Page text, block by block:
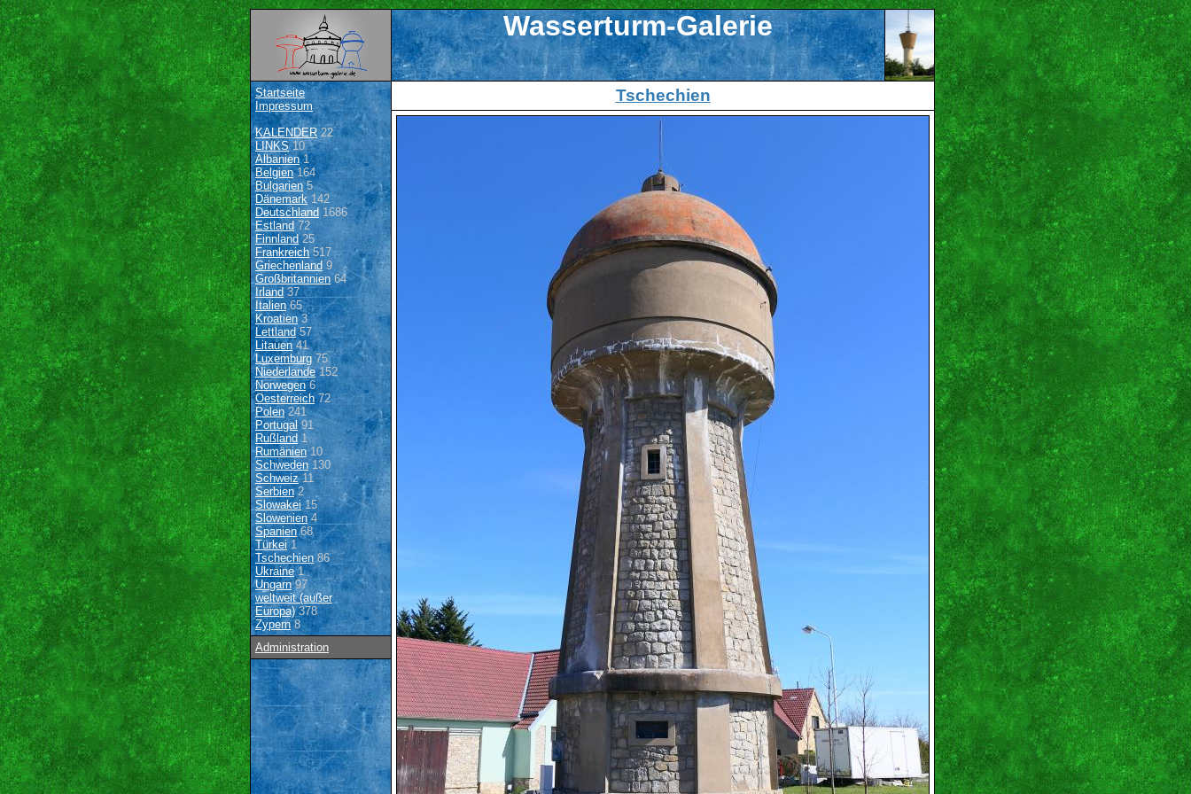
Wasserturm-Galerie
Startseite
Impressum
KALENDER22
LINKS10
Albanien1
Belgien164
Bulgarien 5
Dänemark142
Deutschland 1686
Estland 72
Finnland 25
Frankreich517
Griechenland9
Großbritannien64
Irland 37
Italien65
Kroatien3
Lettland57
Litauen41
Luxemburg 75
Niederlande152
Norwegen6
Oesterreich72
Polen 241
Portugal91
Rußland 1
Rumänien10
Schweden 130
Schweiz11
Serbien2
Slowakei15
Slowenien4
Spanien68
Türkei1
Tschechien 86
Ukraine1
Ungarn97
weltweit (außer
Europa)378
Zypern8
Administration
Tschechien